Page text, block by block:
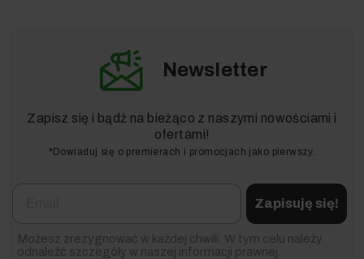
Newsletter
Zapisz się i bądź na bieżąco z naszymi nowościami i
ofertami!
*Dowiaduj się o premierach i promocjach jako pierwszy.
Zapisuję się!
Możesz zrezygnować w każdej chwili. W tym celu należy
odnaleźć szczegóły w naszej informacji prawnej.